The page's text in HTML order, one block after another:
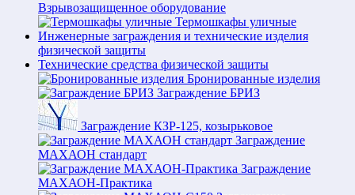
Взрывозащищенное оборудование
Термошкафы уличные
Инженерные заграждения и технические изделия
физической защиты
Технические средства физической защиты
Бронированные изделия
Заграждение БРИЗ
Заграждение КЗР-125, козырьковое
Заграждение
МАХАОН стандарт
Заграждение
МАХАОН-Практика